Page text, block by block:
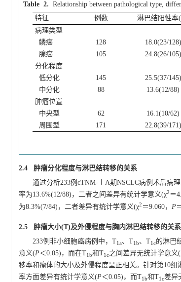
Table 2. Relationship between pathological type,
特征
例数 淋巴结阳性率
病理类型
鳞癌
128 18.0(23/128)
腺癌
105 24.8(26/105)
分化程度
低分化
145 25.5(37/145)
中分化
88 13.6(12/88)
肿瘤位置
中央型
62 16.1(10/62)
周围型
171 22.8(39/171)
2.4 肿瘤分化程度与淋巴结转移的关系
通过分析233例cTNM-ⅠA期NSCLC病例术后病
率为13.6%(12/88)，二者之间差异有统计学意义(χ2 ＝
为8.3%(7/84)，二者差异有统计学意义(χ2 ＝9.060， P
2.5 肿瘤大小(T)及外侵程度与胸内淋巴结转移的关系
233例非小细胞癌病例中，T1a、T1b、T1c的淋巴
意义(P＜0.05)，而在T1b和T1c之间差异无统计学意义(
移率和瘤体的大小及外侵程度呈正相关。针对第10
率方面差异有统计学意义(P＜0.05)，而T1b和T1c差异